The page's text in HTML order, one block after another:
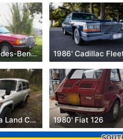
1983' Mercedes-Benz W123
1986' Toyota Land Cruiser 1980' Fiat 126